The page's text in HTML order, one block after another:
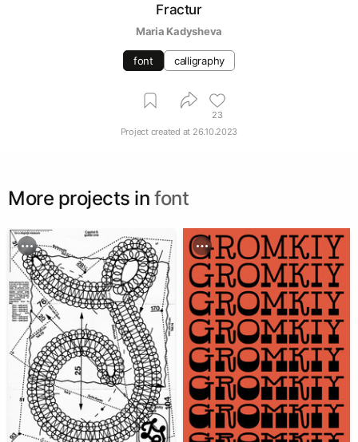
Fractur
Maria Kadysheva
font calligraphy
23
Project created at 26.10.2023
More projects in font